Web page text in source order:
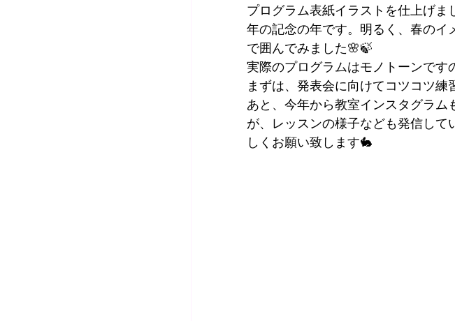
プログラム表紙イラストを仕上げ
年の記念の年です。明るく、春の
で囲んでみました🌸🍃
実際のプログラムはモノトーンです
まずは、発表会に向けてコツコツ練
あと、今年から教室インスタグラ
が、レッスンの様子なども発信し
しくお願い致します🐇